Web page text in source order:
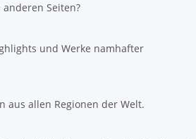
Seiten?
und Werke namhafter
aus allen Regionen der Welt.